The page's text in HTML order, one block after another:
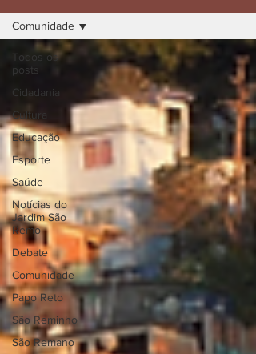
Todos os
posts
Cidadania
Cultura
Educação
Esporte
Saúde
Notícias do
Jardim São
Remo
Debate
Comunidade
Papo Reto
São Reminho
São Remano
Comunidade